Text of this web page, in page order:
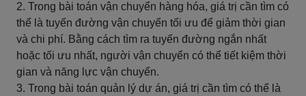
2. Trong bài toán vận chuyển hàng hóa, giá trị cần tìm có
thể là tuyến đường vận chuyển tối ưu để giảm thời gian
và chi phí. Bằng cách tìm ra tuyến đường ngắn nhất
hoặc tối ưu nhất, người vận chuyển có thể tiết kiệm thời
gian và năng lực vận chuyển.
3. Trong bài toán quản lý dự án, giá trị cần tìm có thể là